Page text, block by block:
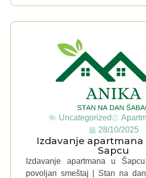
Uncategorized
28/10/2025
Izdavanje
Sapcu
Izdavanje apartmana u
povoljan smeštaj | Stan na